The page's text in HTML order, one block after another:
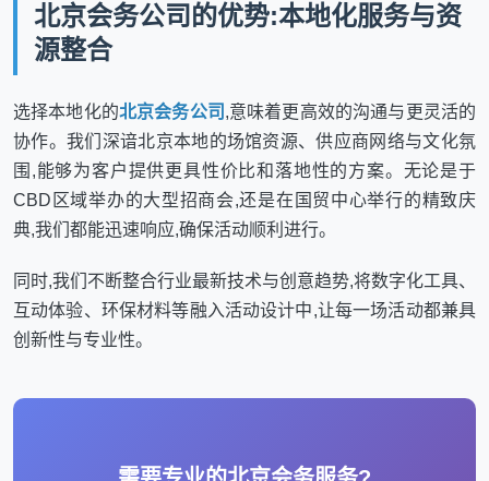
北京会务公司的优势:本地化服务与资
源整合
选择本地化的北京会务公司 ,意味着更高效的沟通与更灵活的
协作。我们深谙北京本地的场馆资源、供应商网络与文化氛
围,能够为客户提供更具性价比和落地性的方案。无论是于
CBD区域举办的大型招商会,还是在国贸中心举行的精致庆
典,我们都能迅速响应,确保活动顺利进行。
同时,我们不断整合行业最新技术与创意趋势,将数字化工具、
互动体验、环保材料等融入活动设计中,让每一场活动都兼具
创新性与专业性。